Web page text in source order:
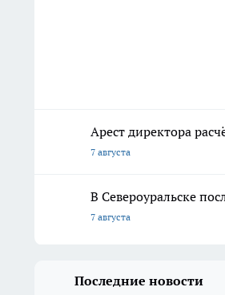
Арест директора
7 августа
В Североуральске
7 августа
Последние новости